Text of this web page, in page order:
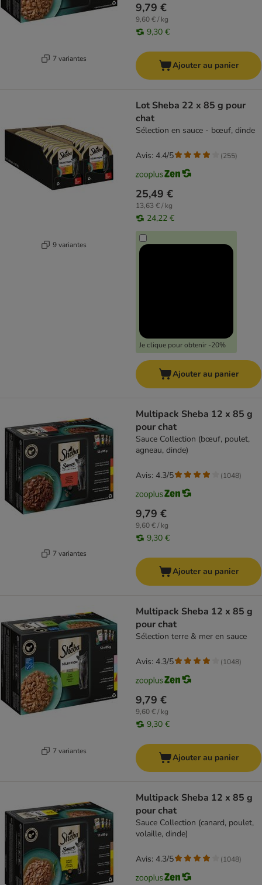
7 variantes
9,79 €
9,60 € / kg
9,30 €
Ajouter au panier
9 variantes
Lot Sheba 22 x 85 g pour
chat
Sélection en sauce - bœuf, dinde
25,49 €
13,63 € / kg
24,22 €
Je clique pour obtenir -20%
Avis: 4.4/5 (255)
Ajouter au panier
7 variantes
Multipack Sheba 12 x 85 g
pour chat
Sauce Collection (bœuf, poulet,
agneau, dinde)
9,79 €
9,60 € / kg
9,30 €
Avis: 4.3/5 (1048)
Ajouter au panier
7 variantes
Multipack Sheba 12 x 85 g
pour chat
Sélection terre & mer en sauce
9,79 €
9,60 € / kg
9,30 €
Avis: 4.3/5 (1048)
Ajouter au panier
Multipack Sheba 12 x 85 g
pour chat
Sauce Collection (canard, poulet,
volaille, dinde)
Avis: 4.3/5 (1048)